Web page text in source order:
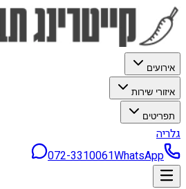
אירועים
איזורי שירות
תפריטים
גלריה
072-3310061WhatsApp